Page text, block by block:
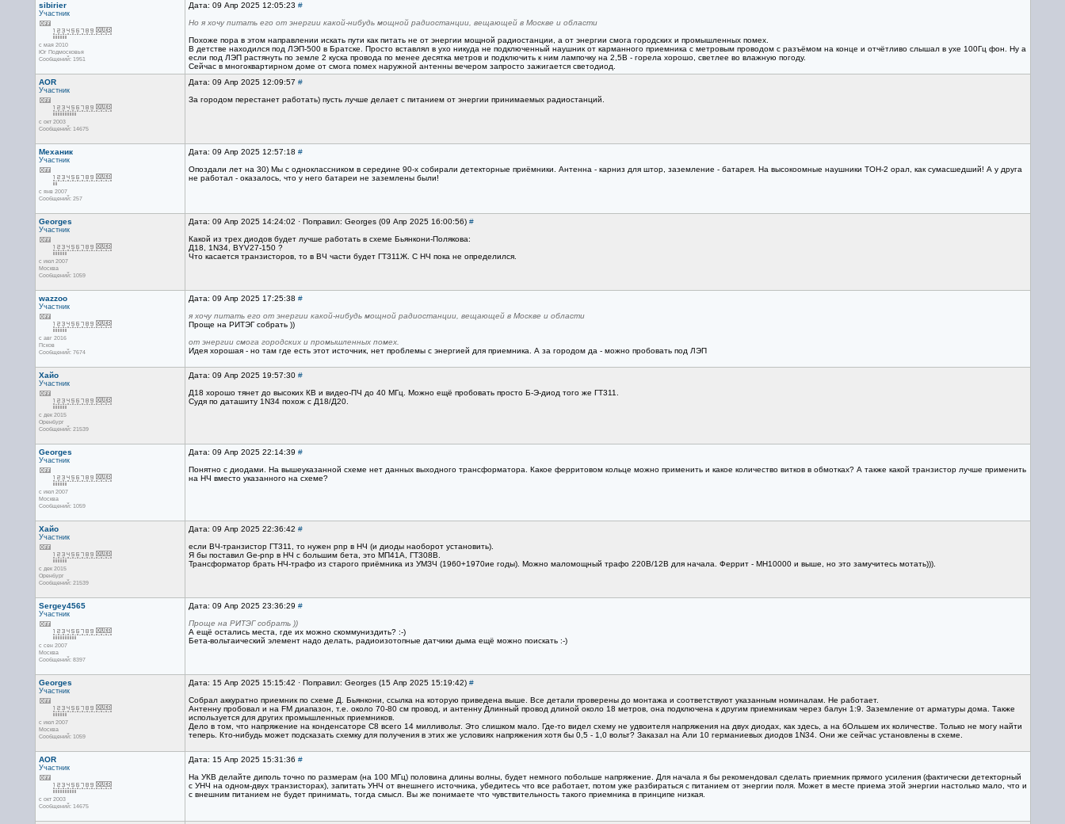
sibirier
Участник
с мая 2010
Юг Подмосковья
Сообщений: 1951
Дата: 09 Апр 2025 12:05:23 #
Но я хочу питать его от энергии какой-нибудь мощной радиостанции, вещающей в Москве и области
Похоже пора в этом направлении искать пути как питать не от энергии мощной радиостанции, а от энергии смога городских и промышленных помех.
В детстве находился под ЛЭП-500 в Братске. Просто вставлял в ухо никуда не подключенный наушник от карманного приемника с метровым проводом с разъёмом на конце и отчётливо слышал в ухе 100Гц фон. Ну а
если под ЛЭП растянуть по земле 2 куска провода по менее десятка метров и подключить к ним лампочку на 2,5В - горела хорошо, светлее во влажную погоду.
Сейчас в многоквартирном доме от смога помех наружной антенны вечером запросто зажигается светодиод.
AOR
Участник
с окт 2003
Сообщений: 14675
Дата: 09 Апр 2025 12:09:57 #
За городом перестанет работать) пусть лучше делает с питанием от энергии принимаемых радиостанций.
Механик
Участник
с янв 2007
Сообщений: 257
Дата: 09 Апр 2025 12:57:18 #
Опоздали лет на 30) Мы с одноклассником в середине 90-х собирали детекторные приёмники. Антенна - карниз для штор, заземление - батарея. На высокоомные наушники ТОН-2 орал, как сумасшедший! А у друга
не работал - оказалось, что у него батареи не заземлены были!
Georges
Участник
с июл 2007
Москва
Сообщений: 1059
Дата: 09 Апр 2025 14:24:02 · Поправил: Georges (09 Апр 2025 16:00:56) #
Какой из трех диодов будет лучше работать в схеме Бьянкони-Полякова:
Д18, 1N34, BYV27-150 ?
Что касается транзисторов, то в ВЧ части будет ГТ311Ж. С НЧ пока не определился.
wazzoo
Участник
с авг 2016
Псков
Сообщений: 7674
Дата: 09 Апр 2025 17:25:38 #
я хочу питать его от энергии какой-нибудь мощной радиостанции, вещающей в Москве и области
Проще на РИТЭГ собрать ))
от энергии смога городских и промышленных помех.
Идея хорошая - но там где есть этот источник, нет проблемы с энергией для приемника. А за городом да - можно пробовать под ЛЭП
Хайо
Участник
с дек 2015
Оренбург
Сообщений: 21539
Дата: 09 Апр 2025 19:57:30 #
Д18 хорошо тянет до высоких КВ и видео-ПЧ до 40 МГц. Можно ещё пробовать просто Б-Э-диод того же ГТ311.
Судя по даташиту 1N34 похож с Д18/Д20.
Georges
Участник
с июл 2007
Москва
Сообщений: 1059
Дата: 09 Апр 2025 22:14:39 #
Понятно с диодами. На вышеуказанной схеме нет данных выходного трансформатора. Какое ферритовом кольце можно применить и какое количество витков в обмотках? А также какой транзистор лучше применить
на НЧ вместо указанного на схеме?
Хайо
Участник
с дек 2015
Оренбург
Сообщений: 21539
Дата: 09 Апр 2025 22:36:42 #
если ВЧ-транзистор ГТ311, то нужен pnp в НЧ (и диоды наоборот установить).
Я бы поставил Ge-pnp в НЧ с большим бета, это МП41А, ГТ308В.
Трансформатор брать НЧ-трафо из старого приёмника из УМЗЧ (1960+1970ие годы). Можно маломощный трафо 220В/12В для начала. Феррит - МН10000 и выше, но это замучитесь мотать))).
Sergey4565
Участник
с сен 2007
Москва
Сообщений: 8397
Дата: 09 Апр 2025 23:36:29 #
Проще на РИТЭГ собрать ))
А ещё остались места, где их можно скоммуниздить? :-)
Бета-вольтаический элемент надо делать, радиоизотопные датчики дыма ещё можно поискать :-)
Georges
Участник
с июл 2007
Москва
Сообщений: 1059
Дата: 15 Апр 2025 15:15:42 · Поправил: Georges (15 Апр 2025 15:19:42) #
Собрал аккуратно приемник по схеме Д. Бьянкони, ссылка на которую приведена выше. Все детали проверены до монтажа и соответствуют указанным номиналам. Не работает.
Антенну пробовал и на FM диапазон, т.е. около 70-80 см провод, и антенну Длинный провод длиной около 18 метров, она подключена к другим приемникам через балун 1:9. Заземление от арматуры дома. Также
используется для других промышленных приемников.
Дело в том, что напряжение на конденсаторе С8 всего 14 милливольт. Это слишком мало. Где-то видел схему не удвоителя напряжения на двух диодах, как здесь, а на бОльшем их количестве. Только не могу найти
теперь. Кто-нибудь может подсказать схемку для получения в этих же условиях напряжения хотя бы 0,5 - 1,0 вольт? Заказал на Али 10 германиевых диодов 1N34. Они же сейчас установлены в схеме.
AOR
Участник
с окт 2003
Сообщений: 14675
Дата: 15 Апр 2025 15:31:36 #
На УКВ делайте диполь точно по размерам (на 100 МГц) половина длины волны, будет немного побольше напряжение. Для начала я бы рекомендовал сделать приемник прямого усиления (фактически детекторный
с УНЧ на одном-двух транзисторах), запитать УНЧ от внешнего источника, убедитесь что все работает, потом уже разбираться с питанием от энергии поля. Может в месте приема этой энергии настолько мало, что и
с внешним питанием не будет принимать, тогда смысл. Вы же понимаете что чувствительность такого приемника в принципе низкая.